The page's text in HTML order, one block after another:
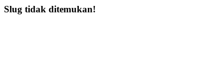
Slug tidak ditemukan!